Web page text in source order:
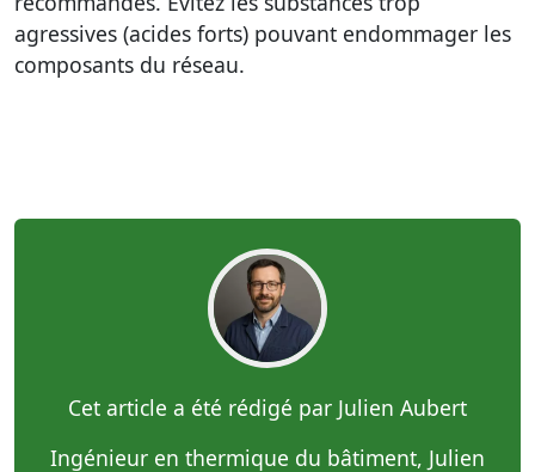
agressives (acides forts) pouvant endommager les
composants du réseau.
Cet article a été rédigé par Julien Aubert
Ingénieur en thermique du bâtiment, Julien